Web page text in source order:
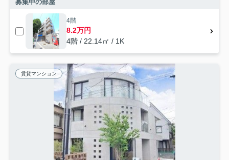
募集中の部屋
4階
8.2万円
4階 / 22.14㎡ / 1K
賃貸マンション